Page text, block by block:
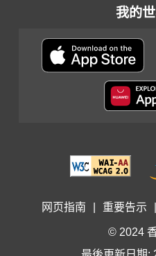
我的
网页指南 重要告示
© 2024